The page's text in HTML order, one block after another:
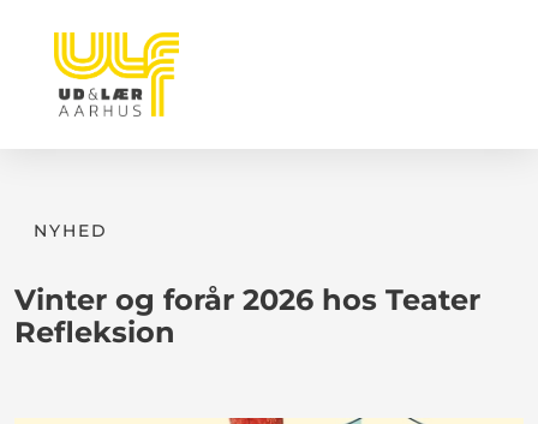
NYHED
Vinter og forår 2026 hos Teater
Refleksion